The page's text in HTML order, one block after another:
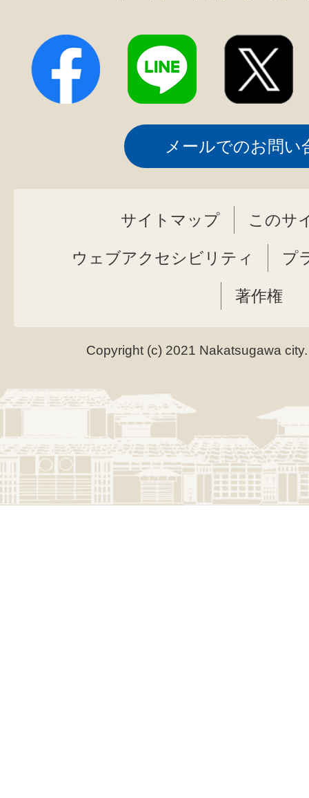
メールでのお問い
サイトマップ このサ
ウェブアクセシビリティ プ
著作権
Copyright (c) 2021 Nakatsugawa